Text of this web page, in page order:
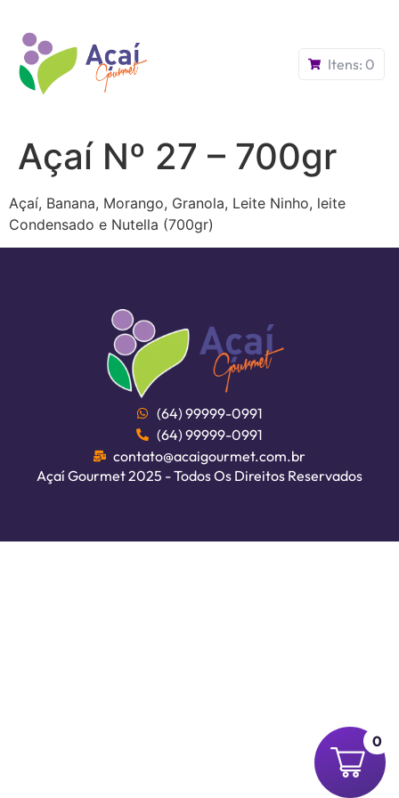
Itens: 0
Açaí Nº 27 – 700gr
Açaí, Banana, Morango, Granola, Leite Ninho, leite
Condensado e Nutella (700gr)
(64) 99999-0991
(64) 99999-0991
contato@acaigourmet.com.br
Açaí Gourmet 2025 - Todos Os Direitos Reservados
0